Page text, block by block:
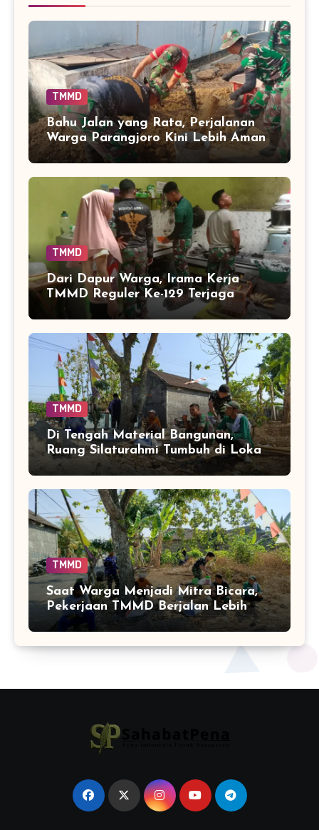
TMMD
Bahu Jalan yang Rata, Perjalanan
Warga Parangjoro Kini Lebih Aman
TMMD
Dari Dapur Warga, Irama Kerja
TMMD Reguler Ke-129 Terjaga
Hingga Siang Hari
TMMD
Di Tengah Material Bangunan,
Ruang Silaturahmi Tumbuh di Lokasi
TMMD Parangjoro
TMMD
Saat Warga Menjadi Mitra Bicara,
Pekerjaan TMMD Berjalan Lebih
Mudah